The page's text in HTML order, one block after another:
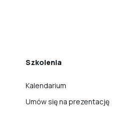
Szkolenia
Kalendarium
Umów się na prezentację